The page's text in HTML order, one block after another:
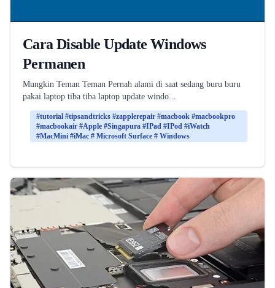
Cara Disable Update Windows
Permanen
Mungkin Teman Teman Pernah alami di saat sedang buru buru
pakai laptop tiba tiba laptop update windo...
#tutorial #tipsandtricks #zapplerepair #macbook #macbookpro
#macbookair #Apple #Singapura #IPad #IPod #iWatch
#MacMini #iMac # Microsoft Surface # Windows